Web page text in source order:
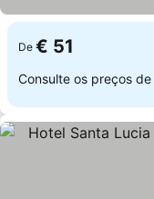
De € 51
Consulte os preços de